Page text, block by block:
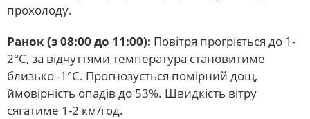
прохолоду.
Ранок (з 08:00 до 11:00): Повітря прогріється до 1-
2°С, за відчуттями температура становитиме
близько -1°С. Прогнозується помірний дощ,
ймовірність опадів до 53%. Швидкість вітру
сягатиме 1-2 км/год.